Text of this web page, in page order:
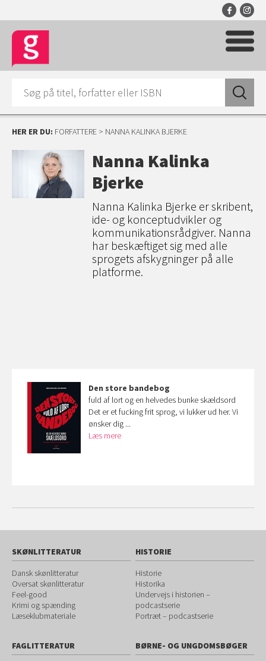
HER ER DU: FORFATTERE > NANNA KALINKA BJERKE
Nanna Kalinka
Bjerke
Nanna Kalinka Bjerke er skribent,
ide- og konceptudvikler og
kommunikationsrådgiver. Nanna
har beskæftiget sig med alle
sprogets afskygninger på alle
platforme.
Den store bandebog
fuld af lort og en helvedes bunke skældsord
Det er et fucking frit sprog, vi lukker ud her. Vi
ønsker dig ...
Læs mere
SKØNLITTERATUR
Dansk skønlitteratur
Oversat skønlitteratur
Feel-good
Krimi og spænding
Læseklubmateriale
HISTORIE
Historie
Historika
Undervejs i historien –
podcastserie
Portræt – podcastserie
FAGLITTERATUR
BØRNE- OG UNGDOMSBØGER